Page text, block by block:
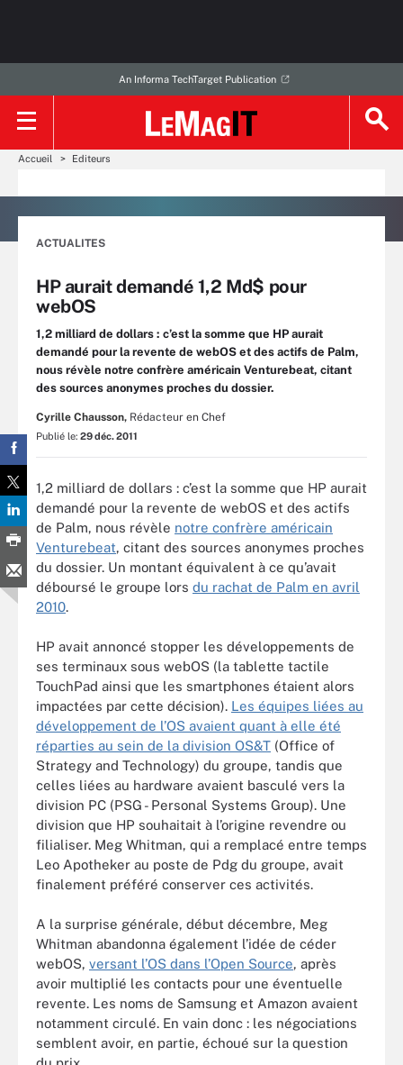
An Informa TechTarget Publication
Accueil Editeurs
ACTUALITES
HP aurait demandé 1,2 Md$ pour
webOS
1,2 milliard de dollars : c’est la somme que HP aurait
demandé pour la revente de webOS et des actifs de Palm,
nous révèle notre confrère américain Venturebeat, citant
des sources anonymes proches du dossier.
Cyrille Chausson, Rédacteur en Chef
Publié le: 29 déc. 2011
1,2 milliard de dollars : c’est la somme que HP aurait
demandé pour la revente de webOS et des actifs
de Palm, nous révèle notre confrère américain
Venturebeat, citant des sources anonymes proches
du dossier. Un montant équivalent à ce qu’avait
déboursé le groupe lors du rachat de Palm en avril
2010.
HP avait annoncé stopper les développements de
ses terminaux sous webOS (la tablette tactile
TouchPad ainsi que les smartphones étaient alors
impactées par cette décision). Les équipes liées au
développement de l’OS avaient quant à elle été
réparties au sein de la division OS&T (Office of
Strategy and Technology) du groupe, tandis que
celles liées au hardware avaient basculé vers la
division PC (PSG - Personal Systems Group). Une
division que HP souhaitait à l’origine revendre ou
filialiser. Meg Whitman, qui a remplacé entre temps
Leo Apotheker au poste de Pdg du groupe, avait
finalement préféré conserver ces activités.
A la surprise générale, début décembre, Meg
Whitman abandonna également l’idée de céder
webOS, versant l’OS dans l’Open Source, après
avoir multiplié les contacts pour une éventuelle
revente. Les noms de Samsung et Amazon avaient
notamment circulé. En vain donc : les négociations
semblent avoir, en partie, échoué sur la question